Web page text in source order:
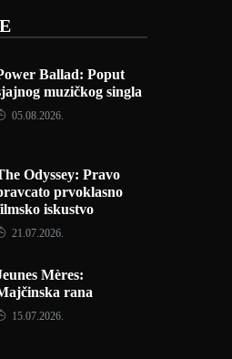
Ballad: Poput
muzičkog singla
05.08.2026.
Odyssey: Pravo
prvoklasno
iskustvo
21.07.2026.
Mères:
rana
15.07.2026.